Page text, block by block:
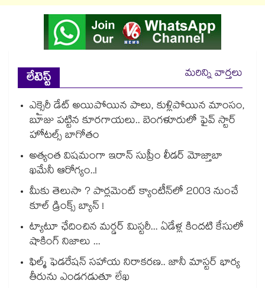
లేటెస్ట్
మరిన్ని వార్తలు
ఎక్సైరీ డేట్ అయిపోయిన పాలు, కుళ్లిపోయిన మాంసం,
బూజు పట్టిన కూరగాయలు.. బెంగళూరులో ఫైవ్ స్టార్
హోటల్స్ బాగోతం
అత్యంత విషమంగా ఇరాన్ సుప్రీం లీడర్ మోజ్తాబా
ఖమేనీ ఆరోగ్యం..!
మీకు తెలుసా ? పార్లమెంట్ క్యాంటీన్⁪లో 2003 నుంచే
కూల్ డ్రింక్స్ బ్యాన్ !
ట్యాటూ ఛేదించిన మర్డర్ మిస్టరీ... ఏడేళ్ల కిందటి కేసులో
షాకింగ్ నిజాలు ...
ఫిల్మ్ ఫెడరేషన్ సహాయ నిరాకరణ.. జానీ మాస్టర్ భార్య
తీరును ఎండగడుతూ లేఖ